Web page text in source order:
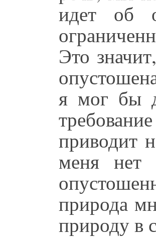
идет об
Это
я мог бы
приводит
меня нет
природа
природу в